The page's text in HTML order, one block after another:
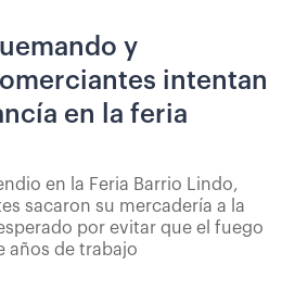
y
intentan
en la feria
en la Feria Barrio Lindo,
sacaron su mercadería a la
por evitar que el fuego
años de trabajo